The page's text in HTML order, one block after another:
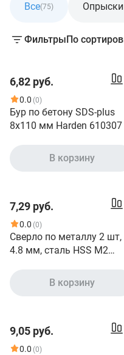
Все(75)
ФильтрыПо
6,82 руб.
0.0 (0)
Бур по бетону SDS-plus
8x110 мм Harden 610307
В корзину
7,29 руб.
0.0 (0)
Сверло по металлу 2 шт,
4.8 мм, сталь HSS M2
В корзину
9,05 руб.
0.0 (0)